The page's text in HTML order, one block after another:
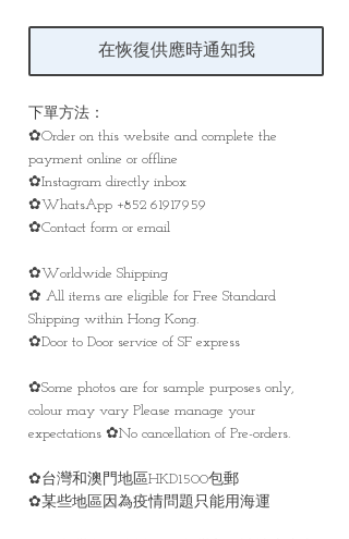
在恢復供應時通知我
下單方法：
✿Order on this website and complete the
payment online or offline
✿Instagram directly inbox
✿WhatsApp +852 61917959
✿Contact form or email
✿Worldwide Shipping
✿ All items are eligible for Free Standard
Shipping within Hong Kong.
✿Door to Door service of SF express
✿Some photos are for sample purposes only,
colour may vary Please manage your
expectations ✿No cancellation of Pre-orders.
✿台灣和澳門地區HKD1500包郵
✿某些地區因為疫情問題只能用海運